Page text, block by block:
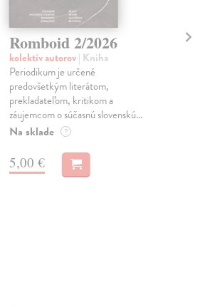
Romboid 2/2026
kolektív autorov| Kniha
Periodikum je určené
predovšetkým literátom,
prekladateľom, kritikom a
záujemcom o súčasnú slovenskú...
Na sklade ?
5,00 €